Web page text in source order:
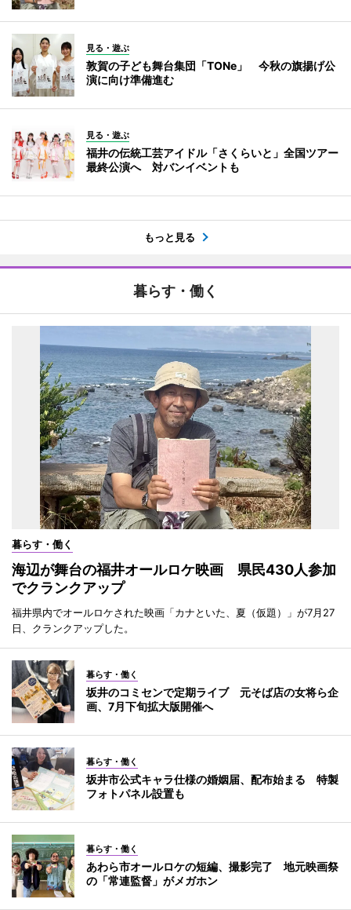
見る・遊ぶ
敦賀の子ども舞台集団「TONe」 今秋の旗揚げ公
演に向け準備進む
見る・遊ぶ
福井の伝統工芸アイドル「さくらいと」全国ツアー
最終公演へ 対バンイベントも
もっと見る
暮らす・働く
暮らす・働く
海辺が舞台の福井オールロケ映画 県民430人参加
でクランクアップ
福井県内でオールロケされた映画「カナといた、夏（仮題）」が7月27
日、クランクアップした。
暮らす・働く
坂井のコミセンで定期ライブ 元そば店の女将ら企
画、7月下旬拡大版開催へ
暮らす・働く
坂井市公式キャラ仕様の婚姻届、配布始まる 特製
フォトパネル設置も
暮らす・働く
あわら市オールロケの短編、撮影完了 地元映画祭
の「常連監督」がメガホン